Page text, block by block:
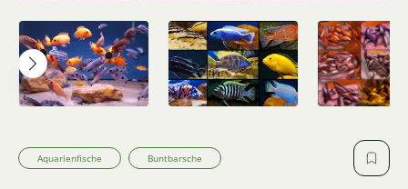
Aquarienfische Buntbarsche